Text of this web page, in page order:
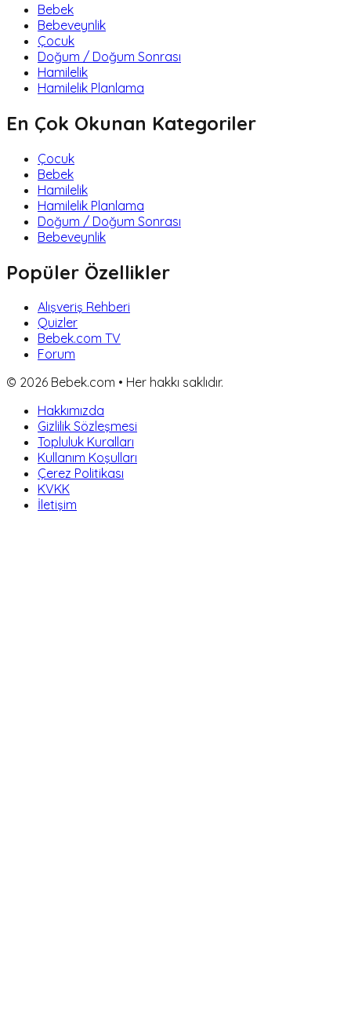
Bebek
Bebeveynlik
Çocuk
Doğum / Doğum Sonrası
Hamilelik
Hamilelik Planlama
En Çok Okunan Kategoriler
Çocuk
Bebek
Hamilelik
Hamilelik Planlama
Doğum / Doğum Sonrası
Bebeveynlik
Popüler Özellikler
Alışveriş Rehberi
Quizler
Bebek.com TV
Forum
© 2026 Bebek.com • Her hakkı saklıdır.
Hakkımızda
Gizlilik Sözleşmesi
Topluluk Kuralları
Kullanım Koşulları
Çerez Politikası
KVKK
İletişim